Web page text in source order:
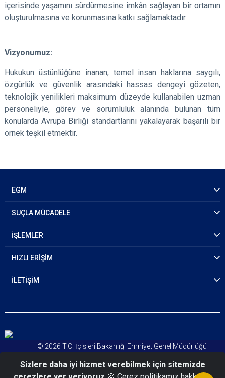
içerisinde yaşamını sürdürmesine imkân sağlayan bir ortamın
oluşturulmasına ve korunmasına katkı sağlamaktadır
Vizyonumuz:
Hukukun üstünlüğüne inanan, temel insan haklarına saygılı,
özgürlük ve güvenlik arasındaki hassas dengeyi gözeten,
teknolojik yenilikleri maksimum düzeyde kullanabilen uzman
personeliyle, görev ve sorumluluk alanında bulunan tüm
konularda Avrupa Birliği standartlarını yakalayarak başarılı bir
örnek teşkil etmektir.
EGM
SUÇLA MÜCADELE
İŞLEMLER
HIZLI ERİŞİM
İLETİŞİM
© 2026 T.C. İçişleri Bakanlığı Emniyet Genel Müdürlüğü
Aydınlatma Metni
Sizlere daha iyi hizmet verebilmek için sitemizde